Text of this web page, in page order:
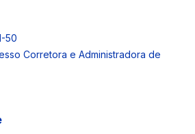
50
Corretora e Administradora de